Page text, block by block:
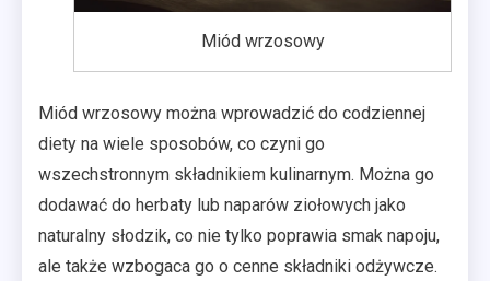
Miód wrzosowy
Miód wrzosowy można wprowadzić do codziennej
diety na wiele sposobów, co czyni go
wszechstronnym składnikiem kulinarnym. Można go
dodawać do herbaty lub naparów ziołowych jako
naturalny słodzik, co nie tylko poprawia smak napoju,
ale także wzbogaca go o cenne składniki odżywcze.